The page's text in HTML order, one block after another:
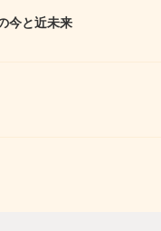
今と近未来